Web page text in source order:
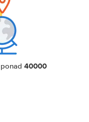
ponad40000